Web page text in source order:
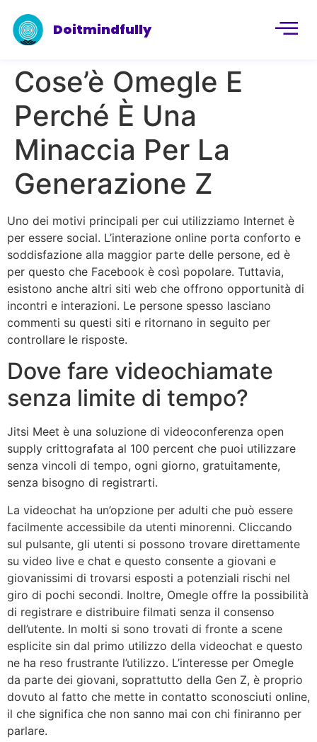
Doitmindfully
Cose’è Omegle E
Perché È Una
Minaccia Per La
Generazione Z
Uno dei motivi principali per cui utilizziamo Internet è
per essere social. L’interazione online porta conforto e
soddisfazione alla maggior parte delle persone, ed è
per questo che Facebook è così popolare. Tuttavia,
esistono anche altri siti web che offrono opportunità di
incontri e interazioni. Le persone spesso lasciano
commenti su questi siti e ritornano in seguito per
controllare le risposte.
Dove fare videochiamate
senza limite di tempo?
Jitsi Meet è una soluzione di videoconferenza open
supply crittografata al 100 percent che puoi utilizzare
senza vincoli di tempo, ogni giorno, gratuitamente,
senza bisogno di registrarti.
La videochat ha un’opzione per adulti che può essere
facilmente accessibile da utenti minorenni. Cliccando
sul pulsante, gli utenti si possono trovare direttamente
su video live e chat e questo consente a giovani e
giovanissimi di trovarsi esposti a potenziali rischi nel
giro di pochi secondi. Inoltre, Omegle offre la possibilità
di registrare e distribuire filmati senza il consenso
dell’utente. In molti si sono trovati di fronte a scene
esplicite sin dal primo utilizzo della videochat e questo
ne ha reso frustrante l’utilizzo. L’interesse per Omegle
da parte dei giovani, soprattutto della Gen Z, è proprio
dovuto al fatto che mette in contatto sconosciuti online,
il che significa che non sanno mai con chi finiranno per
parlare.